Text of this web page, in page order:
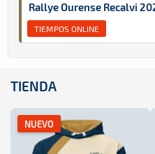
Rallye Ourense Recalvi
TIEMPOS ONLINE
TIENDA
NUEVO